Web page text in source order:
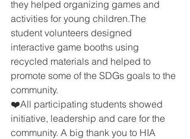
they helped organizing games and
activities for young children.The
student volunteers designed
interactive game booths using
recycled materials and helped to
promote some of the SDGs goals to the
community.
❤️All participating students showed
initiative, leadership and care for the
community. A big thank you to HIA